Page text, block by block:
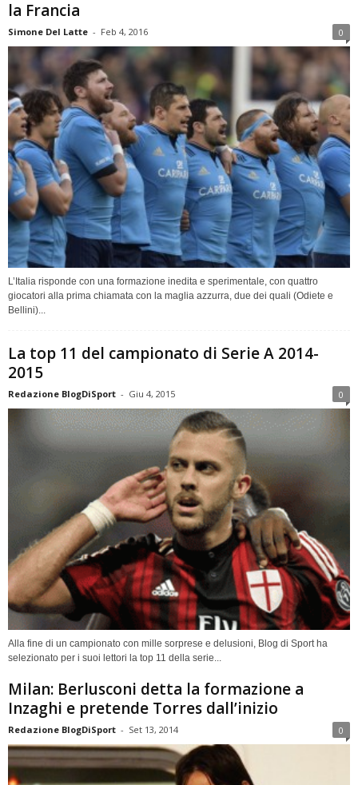
la Francia
Simone Del Latte - Feb 4, 2016 0
L’Italia risponde con una formazione inedita e sperimentale, con quattro
giocatori alla prima chiamata con la maglia azzurra, due dei quali (Odiete e
Bellini)...
La top 11 del campionato di Serie A 2014-
2015
Redazione BlogDiSport - Giu 4, 2015 0
Alla fine di un campionato con mille sorprese e delusioni, Blog di Sport ha
selezionato per i suoi lettori la top 11 della serie...
Milan: Berlusconi detta la formazione a
Inzaghi e pretende Torres dall’inizio
Redazione BlogDiSport - Set 13, 2014 0